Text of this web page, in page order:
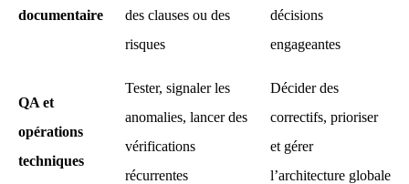
documentaire
des clauses ou des
risques
décisions
engageantes
QA et
opérations
techniques
Tester, signaler les
anomalies, lancer des
vérifications
récurrentes
Décider des
correctifs, prioriser
et gérer
l’architecture globale